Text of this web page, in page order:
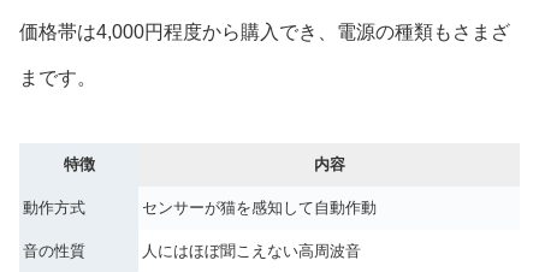
価格帯は4,000円程度から購入でき、電源の種類もさまざ
まです。
特徴 内容
動作方式 センサーが猫を感知して自動作動
音の性質 人にはほぼ聞こえない高周波音